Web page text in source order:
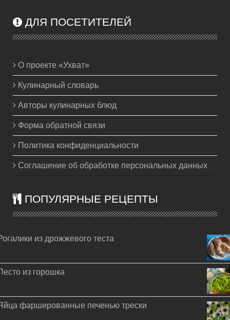
ДЛЯ ПОСЕТИТЕЛЕЙ
О проекте «Ухват»
Кулинарный словарь
Авторы кулинарных блюд
Форма обратной связи
Политика конфиденциальности
Соглашение об обработке персональных данных
ПОПУЛЯРНЫЕ РЕЦЕПТЫ
из дрожжевого теста
из горошка
фаршированные печенью трески